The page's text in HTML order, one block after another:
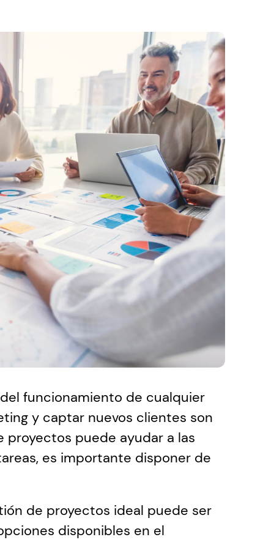
funcionamiento de cualquier
y captar nuevos clientes son
proyectos puede ayudar a las
es importante disponer de
de proyectos ideal puede ser
disponibles en el